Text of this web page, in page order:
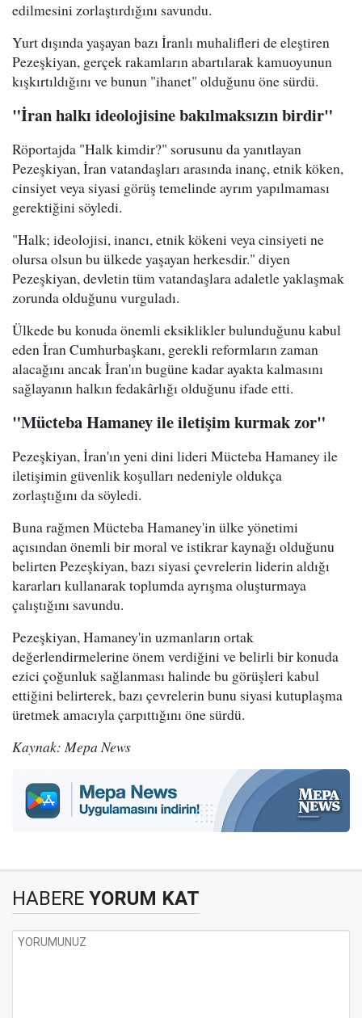
edilmesini zorlaştırdığını savundu.
Yurt dışında yaşayan bazı İranlı muhalifleri de eleştiren
Pezeşkiyan, gerçek rakamların abartılarak kamuoyunun
kışkırtıldığını ve bunun "ihanet" olduğunu öne sürdü.
"İran halkı ideolojisine bakılmaksızın birdir"
Röportajda "Halk kimdir?" sorusunu da yanıtlayan
Pezeşkiyan, İran vatandaşları arasında inanç, etnik köken,
cinsiyet veya siyasi görüş temelinde ayrım yapılmaması
gerektiğini söyledi.
"Halk; ideolojisi, inancı, etnik kökeni veya cinsiyeti ne
olursa olsun bu ülkede yaşayan herkesdir." diyen
Pezeşkiyan, devletin tüm vatandaşlara adaletle yaklaşmak
zorunda olduğunu vurguladı.
Ülkede bu konuda önemli eksiklikler bulunduğunu kabul
eden İran Cumhurbaşkanı, gerekli reformların zaman
alacağını ancak İran'ın bugüne kadar ayakta kalmasını
sağlayanın halkın fedakârlığı olduğunu ifade etti.
"Mücteba Hamaney ile iletişim kurmak zor"
Pezeşkiyan, İran'ın yeni dini lideri Mücteba Hamaney ile
iletişimin güvenlik koşulları nedeniyle oldukça
zorlaştığını da söyledi.
Buna rağmen Mücteba Hamaney'in ülke yönetimi
açısından önemli bir moral ve istikrar kaynağı olduğunu
belirten Pezeşkiyan, bazı siyasi çevrelerin liderin aldığı
kararları kullanarak toplumda ayrışma oluşturmaya
çalıştığını savundu.
Pezeşkiyan, Hamaney'in uzmanların ortak
değerlendirmelerine önem verdiğini ve belirli bir konuda
ezici çoğunluk sağlanması halinde bu görüşleri kabul
ettiğini belirterek, bazı çevrelerin bunu siyasi kutuplaşma
üretmek amacıyla çarpıttığını öne sürdü.
Kaynak: Mepa News
HABERE YORUM KAT